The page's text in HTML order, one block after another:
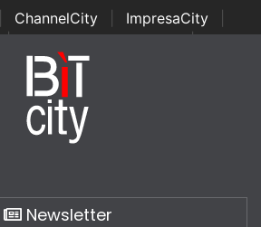
ChannelCity ImpresaCity
| Italian Channel Awards | Italian
Italian Security Awards
Newsletter